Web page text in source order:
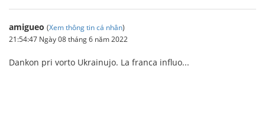
amigueo (Xem thông tin cá nhân)
21:54:47 Ngày 08 tháng 6 năm 2022
Dankon pri vorto Ukrainujo. La franca influo...